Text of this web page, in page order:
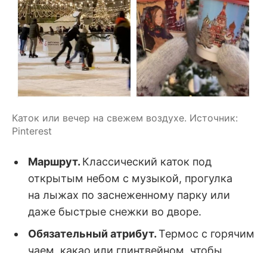
Каток или вечер на свежем воздухе. Источник:
Pinterest
Маршрут. Классический каток под
открытым небом с музыкой, прогулка
на лыжах по заснеженному парку или
даже быстрые снежки во дворе.
Обязательный атрибут.Термос с горячим